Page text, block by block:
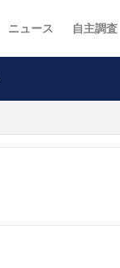
ニュース 自主調査